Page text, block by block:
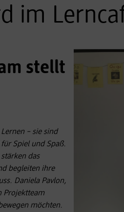
im
stellt
– sie sind
Spiel und Spaß.
das
begleiten ihre
Daniela Pavlon,
Projektteam
möchten.